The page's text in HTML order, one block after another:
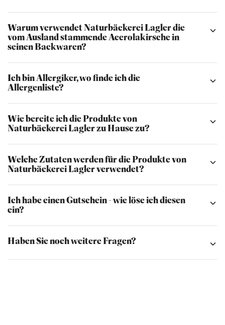
Warum verwendet Naturbäckerei Lagler die
vom Ausland stammende Acerolakirsche in
seinen Backwaren?
Ich bin Allergiker, wo finde ich die
Allergenliste?
Wie bereite ich die Produkte von
Naturbäckerei Lagler zu Hause zu?
Welche Zutaten werden für die Produkte von
Naturbäckerei Lagler verwendet?
Ich habe einen Gutschein - wie löse ich diesen
ein?
Haben Sie noch weitere Fragen?